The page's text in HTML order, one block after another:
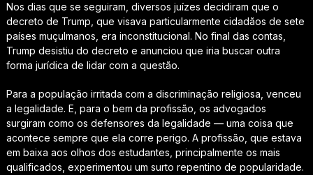
Nos dias que se seguiram, diversos juízes decidiram que o
decreto de Trump, que visava particularmente cidadãos de sete
países muçulmanos, era inconstitucional. No final das contas,
Trump desistiu do decreto e anunciou que iria buscar outra
forma jurídica de lidar com a questão.
Para a população irritada com a discriminação religiosa, venceu
a legalidade. E, para o bem da profissão, os advogados
surgiram como os defensores da legalidade — uma coisa que
acontece sempre que ela corre perigo. A profissão, que estava
em baixa aos olhos dos estudantes, principalmente os mais
qualificados, experimentou um surto repentino de popularidade.